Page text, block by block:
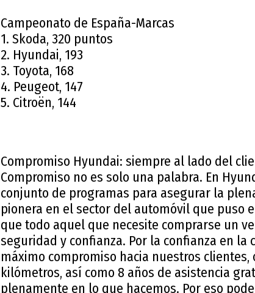
Campeonato de España-Marcas
1. Skoda, 320 puntos
2. Hyundai, 193
3. Toyota, 168
4. Peugeot, 147
5. Citroën, 144
Compromiso Hyundai: siempre al lado del
Compromiso no es solo una palabra. En
conjunto de programas para asegurar la
pionera en el sector del automóvil que puso
que todo aquel que necesite comprarse un
seguridad y confianza. Por la confianza en la
máximo compromiso hacia nuestros
kilómetros, así como 8 años de asistencia
plenamente en lo que hacemos. Por eso